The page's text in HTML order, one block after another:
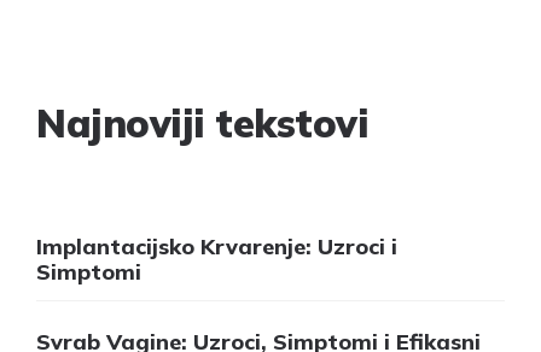
Najnoviji tekstovi
Implantacijsko Krvarenje: Uzroci i
Simptomi
Svrab Vagine: Uzroci, Simptomi i Efikasni